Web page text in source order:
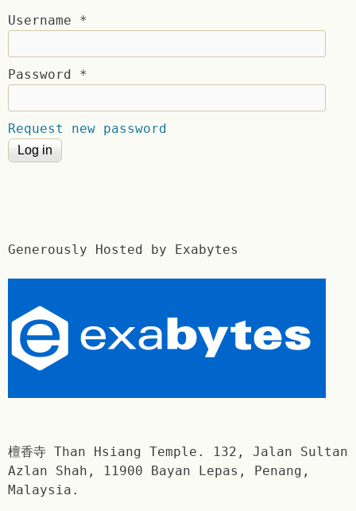
Username *
Password *
Request new password
Generously Hosted by Exabytes
檀香寺 Than Hsiang Temple. 132, Jalan Sultan
Azlan Shah, 11900 Bayan Lepas, Penang,
Malaysia.